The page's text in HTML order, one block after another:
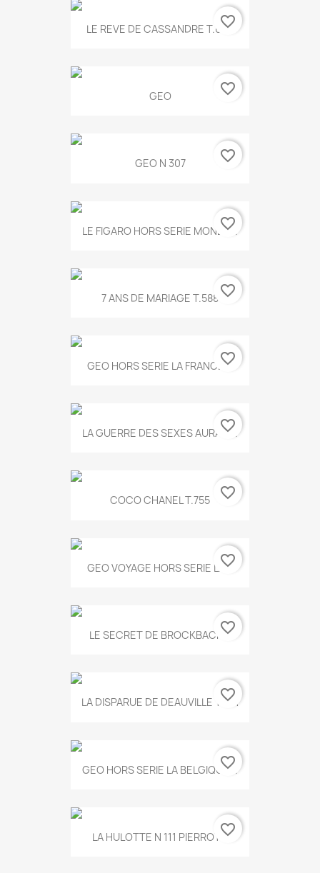
LE REVE DE CASSANDRE T.634
favorite_border
GEO favorite_border
GEO N 307 favorite_border
LE FIGARO HORS SERIE MONET...
favorite_border
7 ANS DE MARIAGE T.588 favorite_border
GEO HORS SERIE LA FRANCE...
favorite_border
LA GUERRE DES SEXES AURA T...
favorite_border
COCO CHANEL T.755 favorite_border
GEO VOYAGE HORS SERIE LA...
favorite_border
LE SECRET DE BROCKBACK...
favorite_border
LA DISPARUE DE DEAUVILLE T.551
favorite_border
GEO HORS SERIE LA BELGIQUE...
favorite_border
LA HULOTTE N 111 PIERROT...favorite_border